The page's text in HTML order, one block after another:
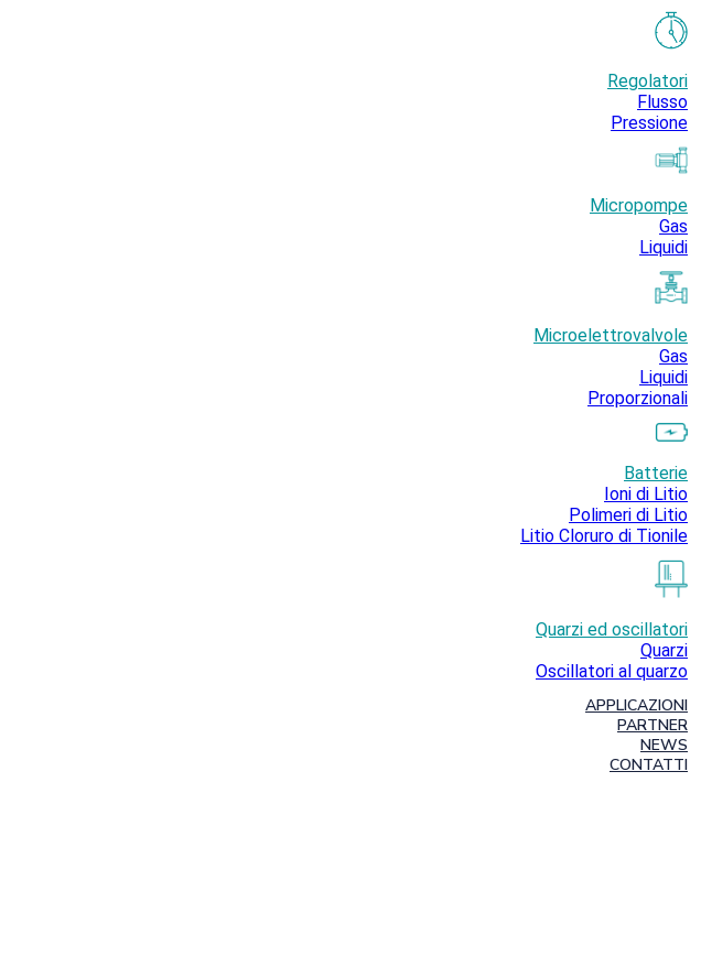
Regolatori
Flusso
Pressione
Micropompe
Gas
Liquidi
Microelettrovalvole
Gas
Liquidi
Proporzionali
Batterie
Ioni di Litio
Polimeri di Litio
Litio Cloruro di Tionile
Quarzi ed oscillatori
Quarzi
Oscillatori al quarzo
APPLICAZIONI
PARTNER
NEWS
CONTATTI